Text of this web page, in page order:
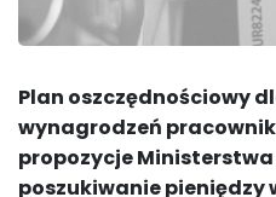
Plan oszczędnościowy
wynagrodzeń
propozycje
poszukiwanie pieniędzy